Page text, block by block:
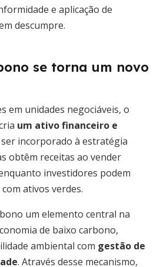
e aplicação de
descumpre.
se torna um novo
em unidades negociáveis, o
um ativo financeiro e
incorporado à estratégia
obtêm receitas ao vender
investidores podem
ativos verdes.
um elemento central na
de baixo carbono,
ambiental com gestão de
. Através desse mecanismo,